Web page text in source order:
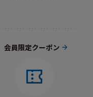
会員限定クーポン